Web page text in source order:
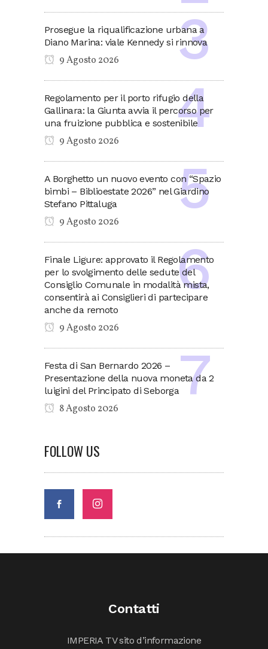
Prosegue la riqualificazione urbana a
Diano Marina: viale Kennedy si rinnova
9 Agosto 2026
Regolamento per il porto rifugio della
Gallinara: la Giunta avvia il percorso per
una fruizione pubblica e sostenibile
9 Agosto 2026
A Borghetto un nuovo evento con “Spazio
bimbi – Biblioestate 2026” nel Giardino
Stefano Pittaluga
9 Agosto 2026
Finale Ligure: approvato il Regolamento
per lo svolgimento delle sedute del
Consiglio Comunale in modalità mista,
consentirà ai Consiglieri di partecipare
anche da remoto
9 Agosto 2026
Festa di San Bernardo 2026 –
Presentazione della nuova moneta da 2
luigini del Principato di Seborga
8 Agosto 2026
FOLLOW US
Contatti
IMPERIA TV sito d’informazione